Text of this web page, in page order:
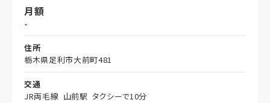
月額
-
住所
栃木県足利市大前町481
交通
JR両毛線 山前駅 タクシーで10分